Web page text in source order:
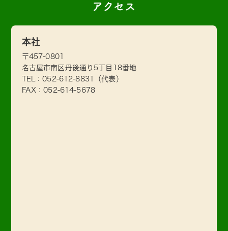
アクセス
本社
〒457-0801
名古屋市南区丹後通り5丁目18番地
TEL：052-612-8831
（代表）
FAX：052-614-5678